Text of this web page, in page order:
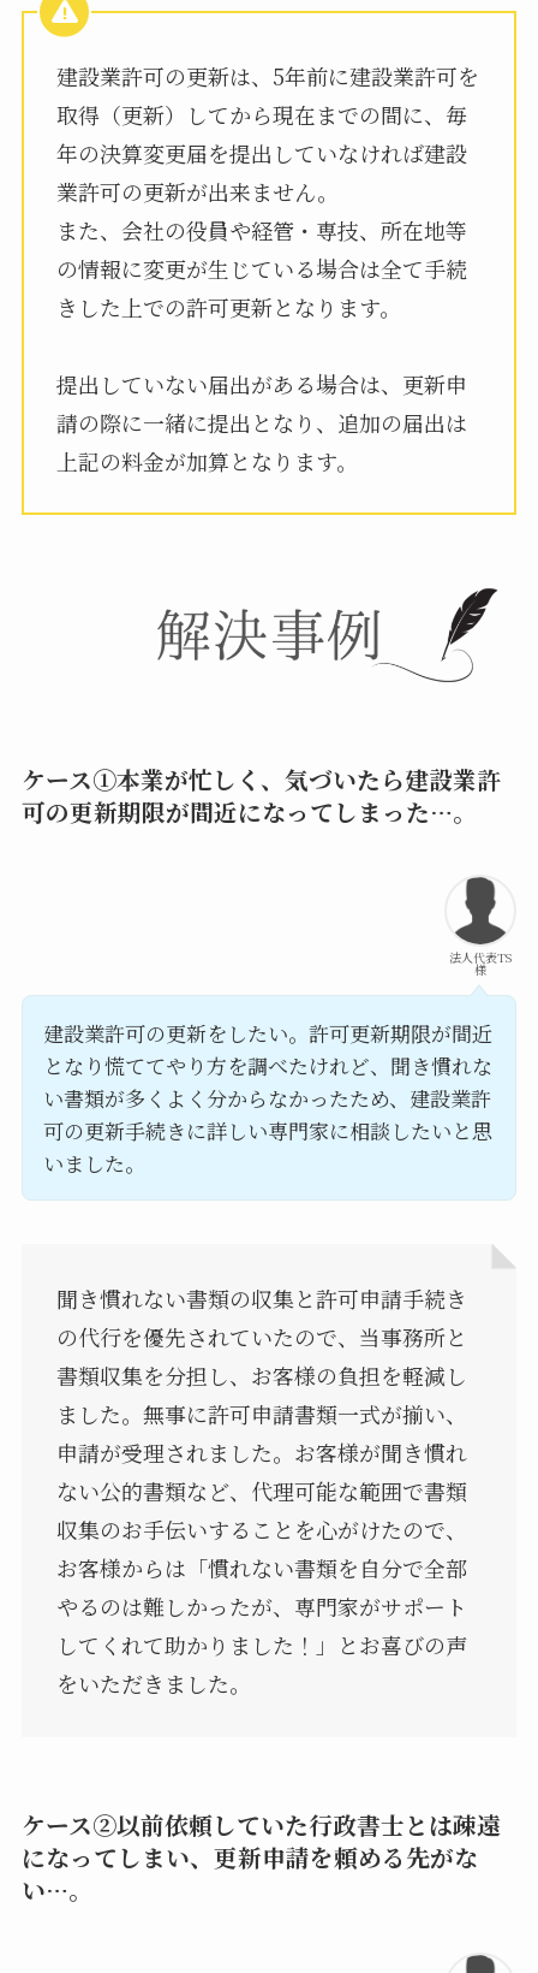
建設業許可の更新は、5年前に建設業許可を
取得（更新）してから現在までの間に、毎
年の決算変更届を提出していなければ建設
業許可の更新が出来ません。
また、会社の役員や経管・専技、所在地等
の情報に変更が生じている場合は全て手続
きした上での許可更新となります。
提出していない届出がある場合は、更新申
請の際に一緒に提出となり、追加の届出は
上記の料金が加算となります。
ケース①本業が忙しく、気づいたら建設業許
可の更新期限が間近になってしまった…。
法人代表TS
様
建設業許可の更新をしたい。許可更新期限が間近
となり慌ててやり方を調べたけれど、聞き慣れな
い書類が多くよく分からなかったため、建設業許
可の更新手続きに詳しい専門家に相談したいと思
いました。
聞き慣れない書類の収集と許可申請手続き
の代行を優先されていたので、当事務所と
書類収集を分担し、お客様の負担を軽減し
ました。無事に許可申請書類一式が揃い、
申請が受理されました。お客様が聞き慣れ
ない公的書類など、代理可能な範囲で書類
収集のお手伝いすることを心がけたので、
お客様からは「慣れない書類を自分で全部
やるのは難しかったが、専門家がサポート
してくれて助かりました！」とお喜びの声
をいただきました。
ケース②以前依頼していた行政書士とは疎遠
になってしまい、更新申請を頼める先がな
い…。